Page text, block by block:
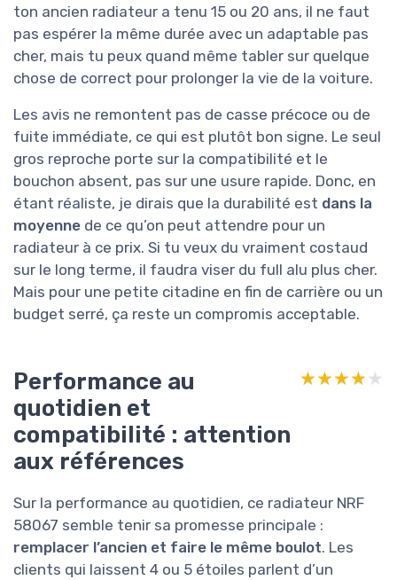
ton ancien radiateur a tenu 15 ou 20 ans, il ne faut
pas espérer la même durée avec un adaptable pas
cher, mais tu peux quand même tabler sur quelque
chose de correct pour prolonger la vie de la voiture.
Les avis ne remontent pas de casse précoce ou de
fuite immédiate, ce qui est plutôt bon signe. Le seul
gros reproche porte sur la compatibilité et le
bouchon absent, pas sur une usure rapide. Donc, en
étant réaliste, je dirais que la durabilité est dans la
moyenne de ce qu’on peut attendre pour un
radiateur à ce prix. Si tu veux du vraiment costaud
sur le long terme, il faudra viser du full alu plus cher.
Mais pour une petite citadine en fin de carrière ou un
budget serré, ça reste un compromis acceptable.
Performance au
quotidien et
compatibilité : attention
aux références
★★★★★
★★★★★
Sur la performance au quotidien, ce radiateur NRF
58067 semble tenir sa promesse principale :
remplacer l’ancien et faire le même boulot. Les
clients qui laissent 4 ou 5 étoiles parlent d’un